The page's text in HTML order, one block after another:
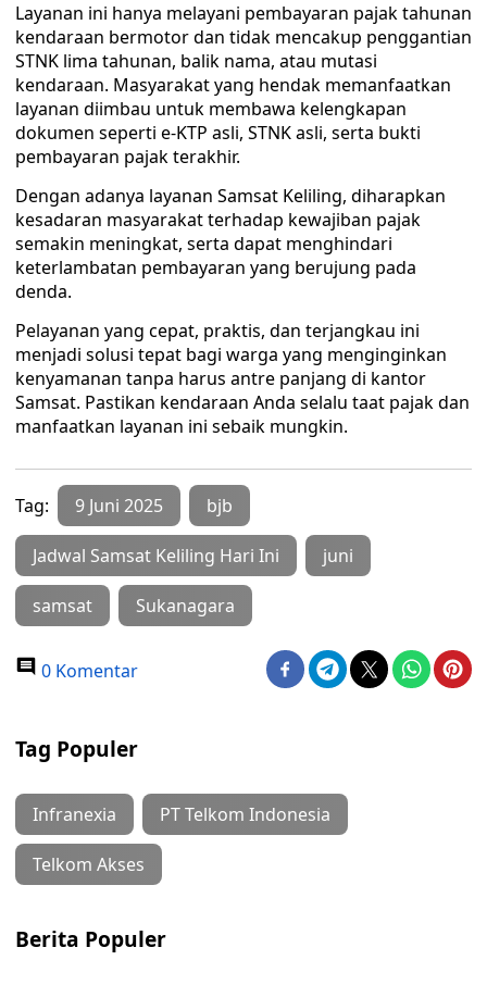
Layanan ini hanya melayani pembayaran pajak tahunan
kendaraan bermotor dan tidak mencakup penggantian
STNK lima tahunan, balik nama, atau mutasi
kendaraan. Masyarakat yang hendak memanfaatkan
layanan diimbau untuk membawa kelengkapan
dokumen seperti e-KTP asli, STNK asli, serta bukti
pembayaran pajak terakhir.
Dengan adanya layanan Samsat Keliling, diharapkan
kesadaran masyarakat terhadap kewajiban pajak
semakin meningkat, serta dapat menghindari
keterlambatan pembayaran yang berujung pada
denda.
Pelayanan yang cepat, praktis, dan terjangkau ini
menjadi solusi tepat bagi warga yang menginginkan
kenyamanan tanpa harus antre panjang di kantor
Samsat. Pastikan kendaraan Anda selalu taat pajak dan
manfaatkan layanan ini sebaik mungkin.
Tag: 9 Juni 2025 bjb
Jadwal Samsat Keliling Hari Ini juni
samsat Sukanagara
0 Komentar
Tag Populer
Infranexia PT Telkom Indonesia
Telkom Akses
Berita Populer